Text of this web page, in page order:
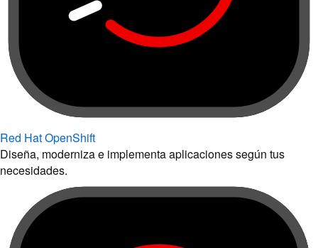
Red Hat OpenShift
Diseña, moderniza e implementa aplicaciones según tus
necesidades.